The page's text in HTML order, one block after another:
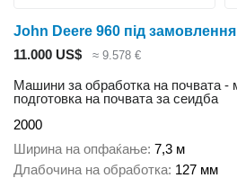
John Deere 960 під
11.000 US$
≈ 9.578 €
Машини за обработка на почвата -
подготовка на почвата за сеидба
2000
Ширина на опфаќање 7,3 м
Длабочина на обработка 127 мм